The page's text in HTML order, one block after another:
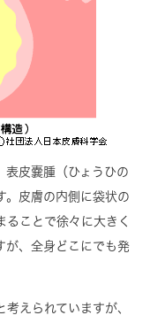
表皮嚢腫（ひょうひの
。皮膚の内側に袋状の
ことで徐々に大きく
が、全身どこにでも発
えられていますが、